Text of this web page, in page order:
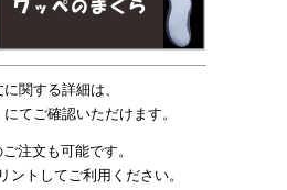
に関する詳細は、
にてご確認いただけます。
注文も可能です。
ントしてご利用ください。